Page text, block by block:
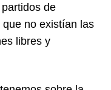
de
no existían las
libres y